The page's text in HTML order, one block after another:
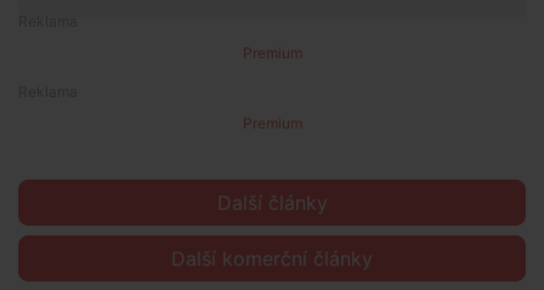
Premium
Premium
Další články
Další komerční články